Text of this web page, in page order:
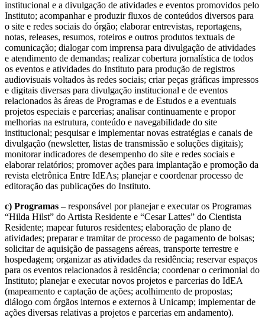
institucional e a divulgação de atividades e eventos promovidos pelo
Instituto; acompanhar e produzir fluxos de conteúdos diversos para
o site e redes sociais do órgão; elaborar entrevistas, reportagens,
notas, releases, resumos, roteiros e outros produtos textuais de
comunicação; dialogar com imprensa para divulgação de atividades
e atendimento de demandas; realizar cobertura jornalística de todos
os eventos e atividades do Instituto para produção de registros
audiovisuais voltados às redes sociais; criar peças gráficas impressos
e digitais diversas para divulgação institucional e de eventos
relacionados às áreas de Programas e de Estudos e a eventuais
projetos especiais e parcerias; analisar continuamente e propor
melhorias na estrutura, conteúdo e navegabilidade do site
institucional; pesquisar e implementar novas estratégias e canais de
divulgação (newsletter, listas de transmissão e soluções digitais);
monitorar indicadores de desempenho do site e redes sociais e
elaborar relatórios; promover ações para implantação e promoção da
revista eletrônica Entre IdEAs; planejar e coordenar processo de
editoração das publicações do Instituto.
c) Programas – responsável por planejar e executar os Programas
“Hilda Hilst” do Artista Residente e “Cesar Lattes” do Cientista
Residente; mapear futuros residentes; elaboração de plano de
atividades; preparar e tramitar de processo de pagamento de bolsas;
solicitar de aquisição de passagens aéreas, transporte terrestre e
hospedagem; organizar as atividades da residência; reservar espaços
para os eventos relacionados à residência; coordenar o cerimonial do
Instituto; planejar e executar novos projetos e parcerias do IdEA
(mapeamento e captação de ações; acolhimento de propostas;
diálogo com órgãos internos e externos à Unicamp; implementar de
ações diversas relativas a projetos e parcerias em andamento).